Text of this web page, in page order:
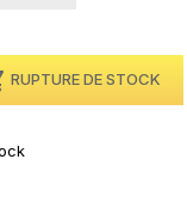
RUPTURE DE STOCK